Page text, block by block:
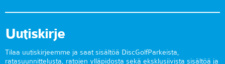
Uutiskirje
Tilaa uutiskirjeemme ja saat sisältöä DiscGolfParkeista,
ratasuunnittelusta, ratojen ylläpidosta sekä eksklusiivista sisältöä ja